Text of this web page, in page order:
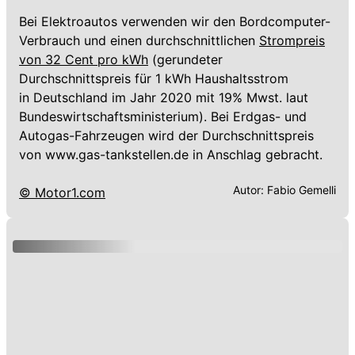
Bei Elektroautos verwenden wir den Bordcomputer-
Verbrauch und einen durchschnittlichen Strompreis
von 32 Cent pro kWh (gerundeter
Durchschnittspreis für 1 kWh Haushaltsstrom
in Deutschland im Jahr 2020 mit 19% Mwst. laut
Bundeswirtschaftsministerium). Bei Erdgas- und
Autogas-Fahrzeugen wird der Durchschnittspreis
von www.gas-tankstellen.de in Anschlag gebracht.
© Motor1.com Autor: Fabio Gemelli